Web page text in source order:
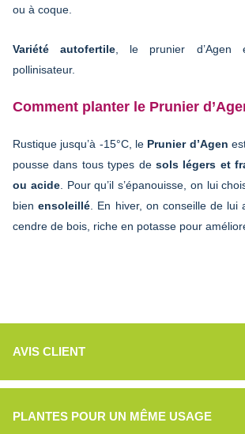
ou à coque.
Variété autofertile , le prunier
pollinisateur.
Comment planter le Prunier
Rustique jusqu’à -15°C, le Prunier d’Agen
pousse dans tous types de sols légers et
ou acide. Pour qu’il s’épanouisse, on lui
bienensoleillé . En hiver, on conseille de
cendre de bois, riche en potasse pour
AVIS CLIENT
PLANTES POUR UN MÊME USAGE